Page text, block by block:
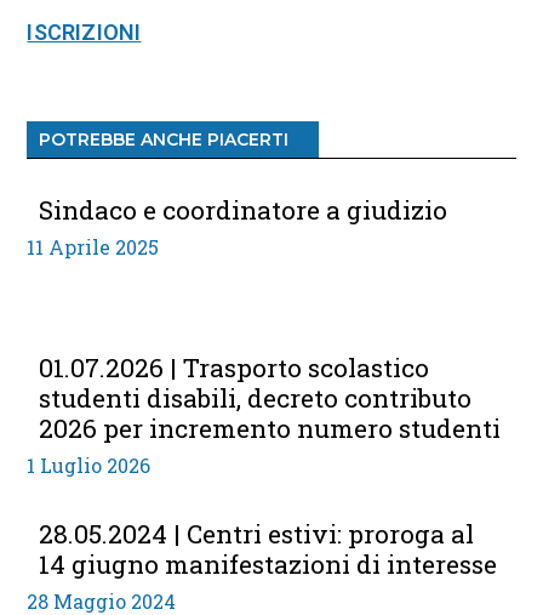
ISCRIZIONI
POTREBBE ANCHE PIACERTI
Sindaco e coordinatore a giudizio
11 Aprile 2025
01.07.2026 | Trasporto scolastico
studenti disabili, decreto contributo
2026 per incremento numero studenti
1 Luglio 2026
28.05.2024 | Centri estivi: proroga al
14 giugno manifestazioni di interesse
28 Maggio 2024